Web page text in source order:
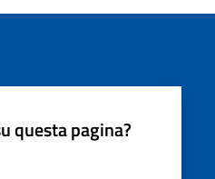
questa pagina?